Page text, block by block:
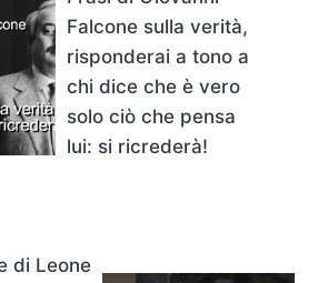
Falcone sulla verità,
risponderai a tono a
chi dice che è vero
solo ciò che pensa
lui: si ricrederà!
di Leone